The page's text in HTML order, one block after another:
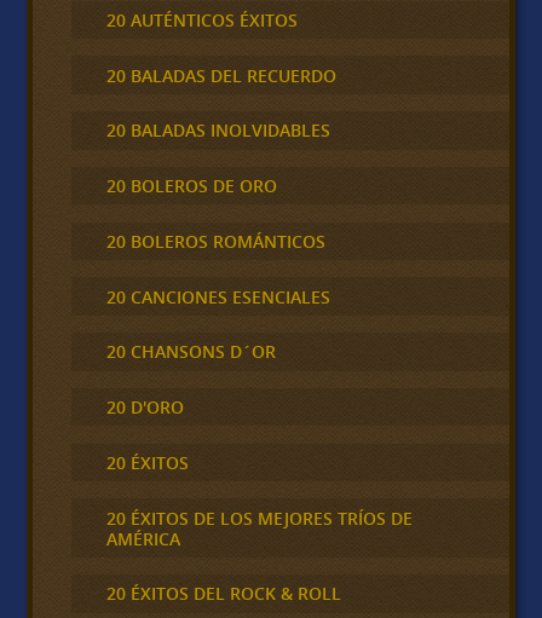
20 AUTÉNTICOS ÉXITOS
20 BALADAS DEL RECUERDO
20 BALADAS INOLVIDABLES
20 BOLEROS DE ORO
20 BOLEROS ROMÁNTICOS
20 CANCIONES ESENCIALES
20 CHANSONS D´OR
20 D'ORO
20 ÉXITOS
20 ÉXITOS DE LOS MEJORES TRÍOS DE
AMÉRICA
20 ÉXITOS DEL ROCK & ROLL